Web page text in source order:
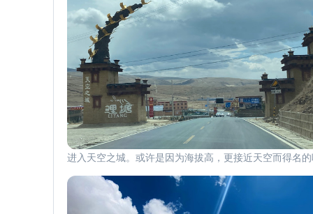
进入天空之城。或许是因为海拔高，更接近天空而得名